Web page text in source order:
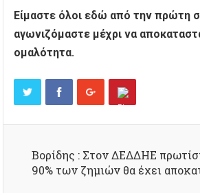
Είμαστε όλοι εδώ από την πρώτη
αγωνιζόμαστε μέχρι να
ομαλότητα.
Βορίδης : Στον ΔΕΔΔΗΕ
90% των ζημιών θα έχει